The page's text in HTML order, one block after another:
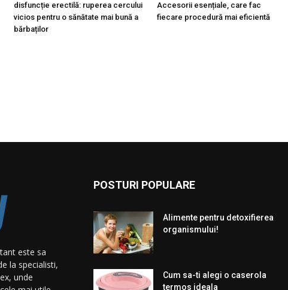
disfuncție erectilă: ruperea cercului
vicios pentru o sănătate mai bună a
bărbaților
Accesorii esențiale, care fac
fiecare procedură mai eficientă
este sa
la specialisti,
unde
POSTURI POPULARE
Alimente pentru detoxifierea
organismului!
Cum sa-ti alegi o caserola
termos ideala